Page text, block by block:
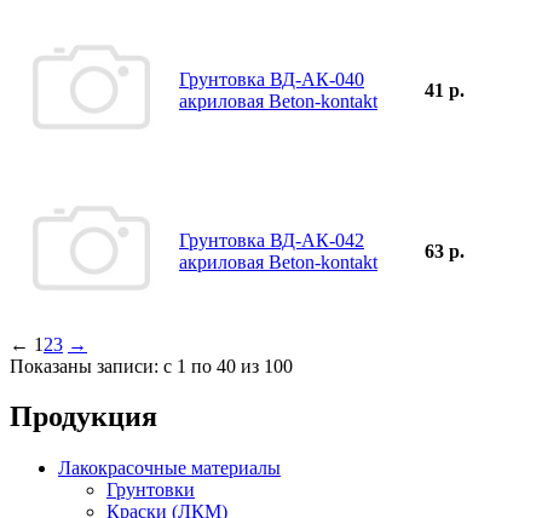
Грунтовка ВД-АК-040
акриловая Beton-kontakt
41 р.
Грунтовка ВД-АК-042
акриловая Beton-kontakt
63 р.
← 1 23 →
Показаны записи: с 1 по 40 из 100
Продукция
Лакокрасочные материалы
Грунтовки
Краски (ЛКМ)